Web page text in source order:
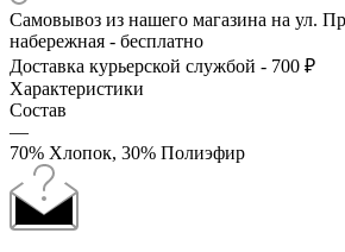
Самовывоз из нашего магазина на ул.
набережная - бесплатно
Доставка курьерской службой - 700 ₽
Характеристики
Состав
—
70% Хлопок, 30% Полиэфир